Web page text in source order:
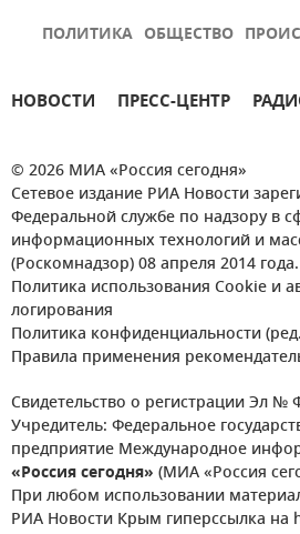
ПОЛИТИКА ОБЩЕСТВО
НОВОСТИ ПРЕСС-ЦЕНТР
© 2026 МИА «Россия сегодня»
Сетевое издание РИА Новости
Федеральной службе по надзору в
информационных технологий и
(Роскомнадзор) 08 апреля 2014 года.
Политика использования Cookie и
логирования
Политика конфиденциальности
Правила применения
Свидетельство о регистрации Эл №
Учредитель: Федеральное
предприятие Международное
«Россия сегодня» (МИА «Россия
При любом использовании
РИА Новости Крым гиперссылка на